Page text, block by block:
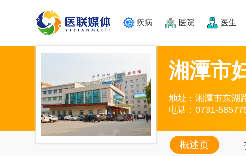
疾病 医院 医生
湘潭市
地址：湘潭市东湖
电话：0731-
概述页